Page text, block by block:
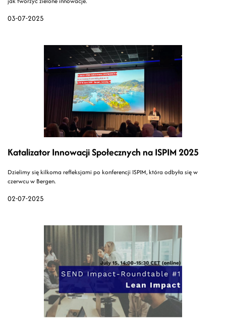
03-07-2025
02-07-2025
Katalizator Innowacji Społecznych na ISPIM 2025
Dzielimy się kilkoma refleksjami po konferencji ISPIM, która odbyła się w
czerwcu w Bergen.